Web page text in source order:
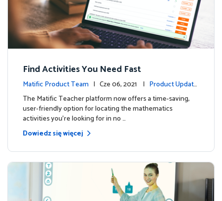
Find Activities You Need Fast
Matific Product Team | Cze 06, 2021 | Product Update
s
The Matific Teacher platform now offers a time-saving,
user-friendly option for locating the mathematics
activities you're looking for in no …
Dowiedz się więcej